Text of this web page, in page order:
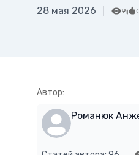
28 мая 2026
9
Автор:
Романюк